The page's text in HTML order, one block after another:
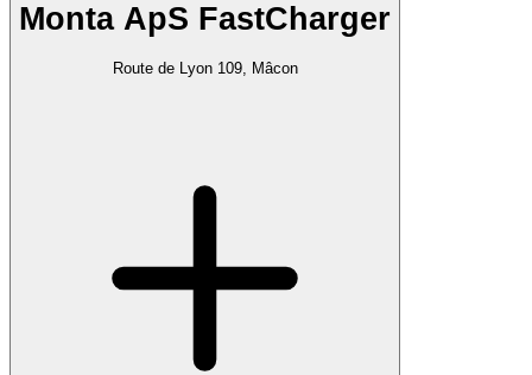
Monta ApS FastCharger
Route de Lyon 109, Mâcon